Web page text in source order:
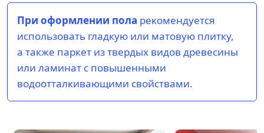
При оформлении пола рекомендуется
использовать гладкую или матовую плитку,
а также паркет из твердых видов древесины
или ламинат с повышенными
водоотталкивающими свойствами.